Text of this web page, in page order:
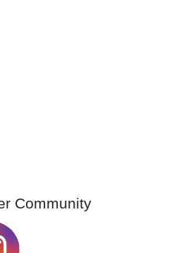
Community